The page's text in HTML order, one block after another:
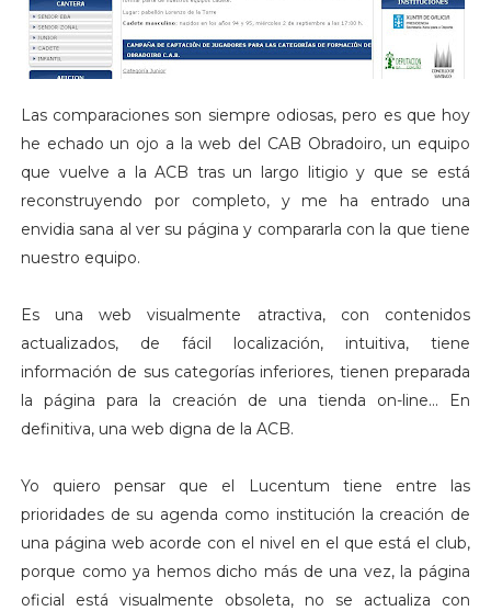
Las comparaciones son siempre odiosas, pero es que hoy
he echado un ojo a la web del CAB Obradoiro, un equipo
que vuelve a la ACB tras un largo litigio y que se está
reconstruyendo por completo, y me ha entrado una
envidia sana al ver su página y compararla con la que tiene
nuestro equipo.
Es una web visualmente atractiva, con contenidos
actualizados, de fácil localización, intuitiva, tiene
información de sus categorías inferiores, tienen preparada
la página para la creación de una tienda on-line... En
definitiva, una web digna de la ACB.
Yo quiero pensar que el Lucentum tiene entre las
prioridades de su agenda como institución la creación de
una página web acorde con el nivel en el que está el club,
porque como ya hemos dicho más de una vez, la página
oficial está visualmente obsoleta, no se actualiza con